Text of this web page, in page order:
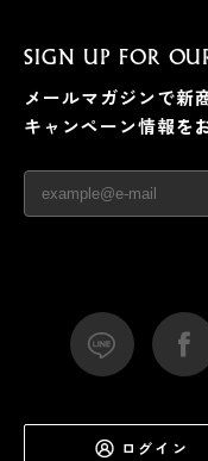
SIGN UP FOR
メールマガジンで新
キャンペーン情報を
ログイン